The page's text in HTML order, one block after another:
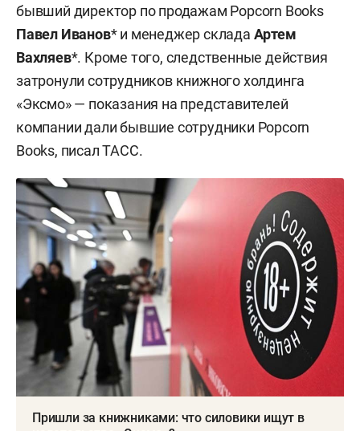
бывший директор по продажам Popcorn Books
Павел Иванов* и менеджер склада Артем
Вахляев*. Кроме того, следственные действия
затронули сотрудников книжного холдинга
«Эксмо» — показания на представителей
компании дали бывшие сотрудники Popcorn
Books, писал ТАСС.
Пришли за книжниками: что силовики ищут в